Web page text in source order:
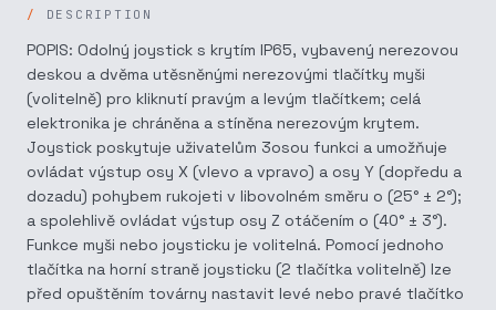
DESCRIPTION
POPIS: Odolný joystick s krytím IP65, vybavený nerezovou
deskou a dvěma utěsněnými nerezovými tlačítky myši
(volitelně) pro kliknutí pravým a levým tlačítkem; celá
elektronika je chráněna a stíněna nerezovým krytem.
Joystick poskytuje uživatelům 3osou funkci a umožňuje
ovládat výstup osy X (vlevo a vpravo) a osy Y (dopředu a
dozadu) pohybem rukojeti v libovolném směru o (25° ± 2°);
a spolehlivě ovládat výstup osy Z otáčením o (40° ± 3°).
Funkce myši nebo joysticku je volitelná. Pomocí jednoho
tlačítka na horní straně joysticku (2 tlačítka volitelně) lze
před opuštěním továrny nastavit levé nebo pravé tlačítko